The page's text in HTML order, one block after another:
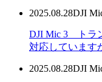
2025.08.28DJI
DJI Mic 3 トラ
対応しています
2025.08.28DJI